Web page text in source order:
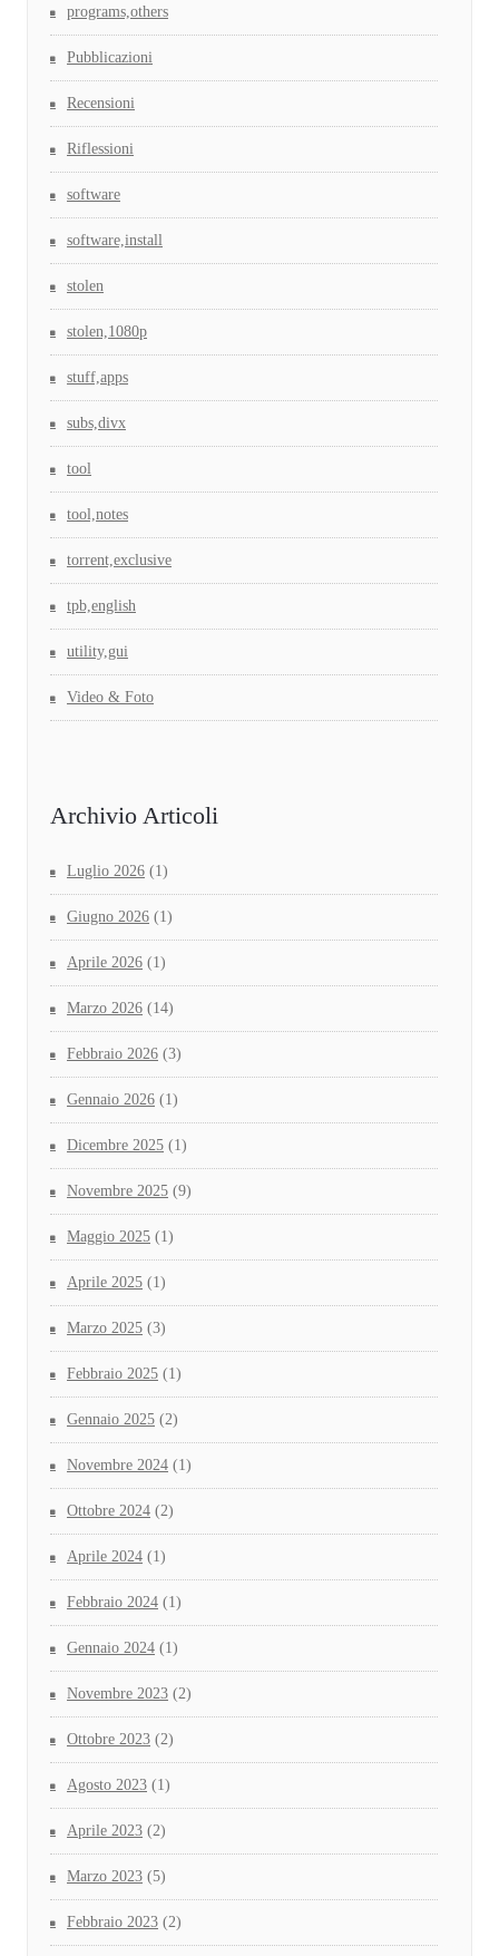
programs,others
Pubblicazioni
Recensioni
Riflessioni
software
software,install
stolen
stolen,1080p
stuff,apps
subs,divx
tool
tool,notes
torrent,exclusive
tpb,english
utility,gui
Video & Foto
Archivio Articoli
Luglio 2026 (1)
Giugno 2026 (1)
Aprile 2026 (1)
Marzo 2026 (14)
Febbraio 2026 (3)
Gennaio 2026 (1)
Dicembre 2025 (1)
Novembre 2025 (9)
Maggio 2025 (1)
Aprile 2025 (1)
Marzo 2025 (3)
Febbraio 2025 (1)
Gennaio 2025 (2)
Novembre 2024 (1)
Ottobre 2024 (2)
Aprile 2024 (1)
Febbraio 2024 (1)
Gennaio 2024 (1)
Novembre 2023 (2)
Ottobre 2023 (2)
Agosto 2023 (1)
Aprile 2023 (2)
Marzo 2023 (5)
Febbraio 2023 (2)